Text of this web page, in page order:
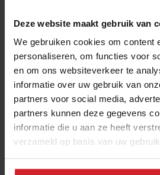
Deze website maakt gebruik van
We gebruiken cookies om content
personaliseren, om functies voor
en om ons websiteverkeer te
informatie over uw gebruik van
partners voor social media,
partners kunnen deze gegevens
informatie die u aan ze heeft
verzameld op basis van uw
Benieuwd naar het hele verhaal
dan het artikel in de nieuwe
Deel artikel